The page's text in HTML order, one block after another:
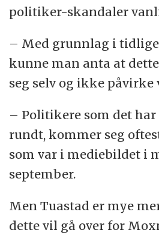
politiker-skandaler
– Med grunnlag i
kunne man anta at
seg selv og ikke påvirke
– Politikere som det
rundt, kommer seg
som var i mediebildet i
september.
Men Tuastad er mye
dette vil gå over for